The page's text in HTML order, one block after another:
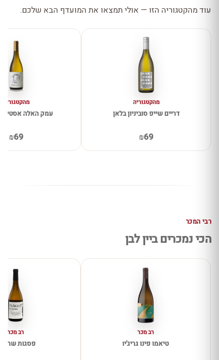
עוד מהקטגוריה הזו — אולי תמצאו את המועדף הבא שלכם.
מהקטגוריה
דריים שייפ סוביניון בלאן
₪69
מהקטגוריה
עמק האלה אסטייט
₪69
רבי המכר
הכי נמכרים ביין לבן
רב מכר
טיאמו פינו גריג'יו
רב מכר
פסגות